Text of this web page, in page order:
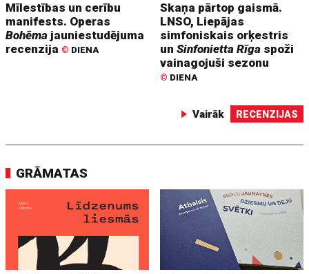
Mīlestības un cerību
manifests. Operas
Bohēma jauniestudējuma
recenzija © DIENA
Skaņa pārtop gaismā.
LNSO, Liepājas
simfoniskais orķestris
unSinfonietta Rīga spoži
vainagojuši sezonu
© DIENA
Vairāk RECENZIJAS
GRĀMATAS